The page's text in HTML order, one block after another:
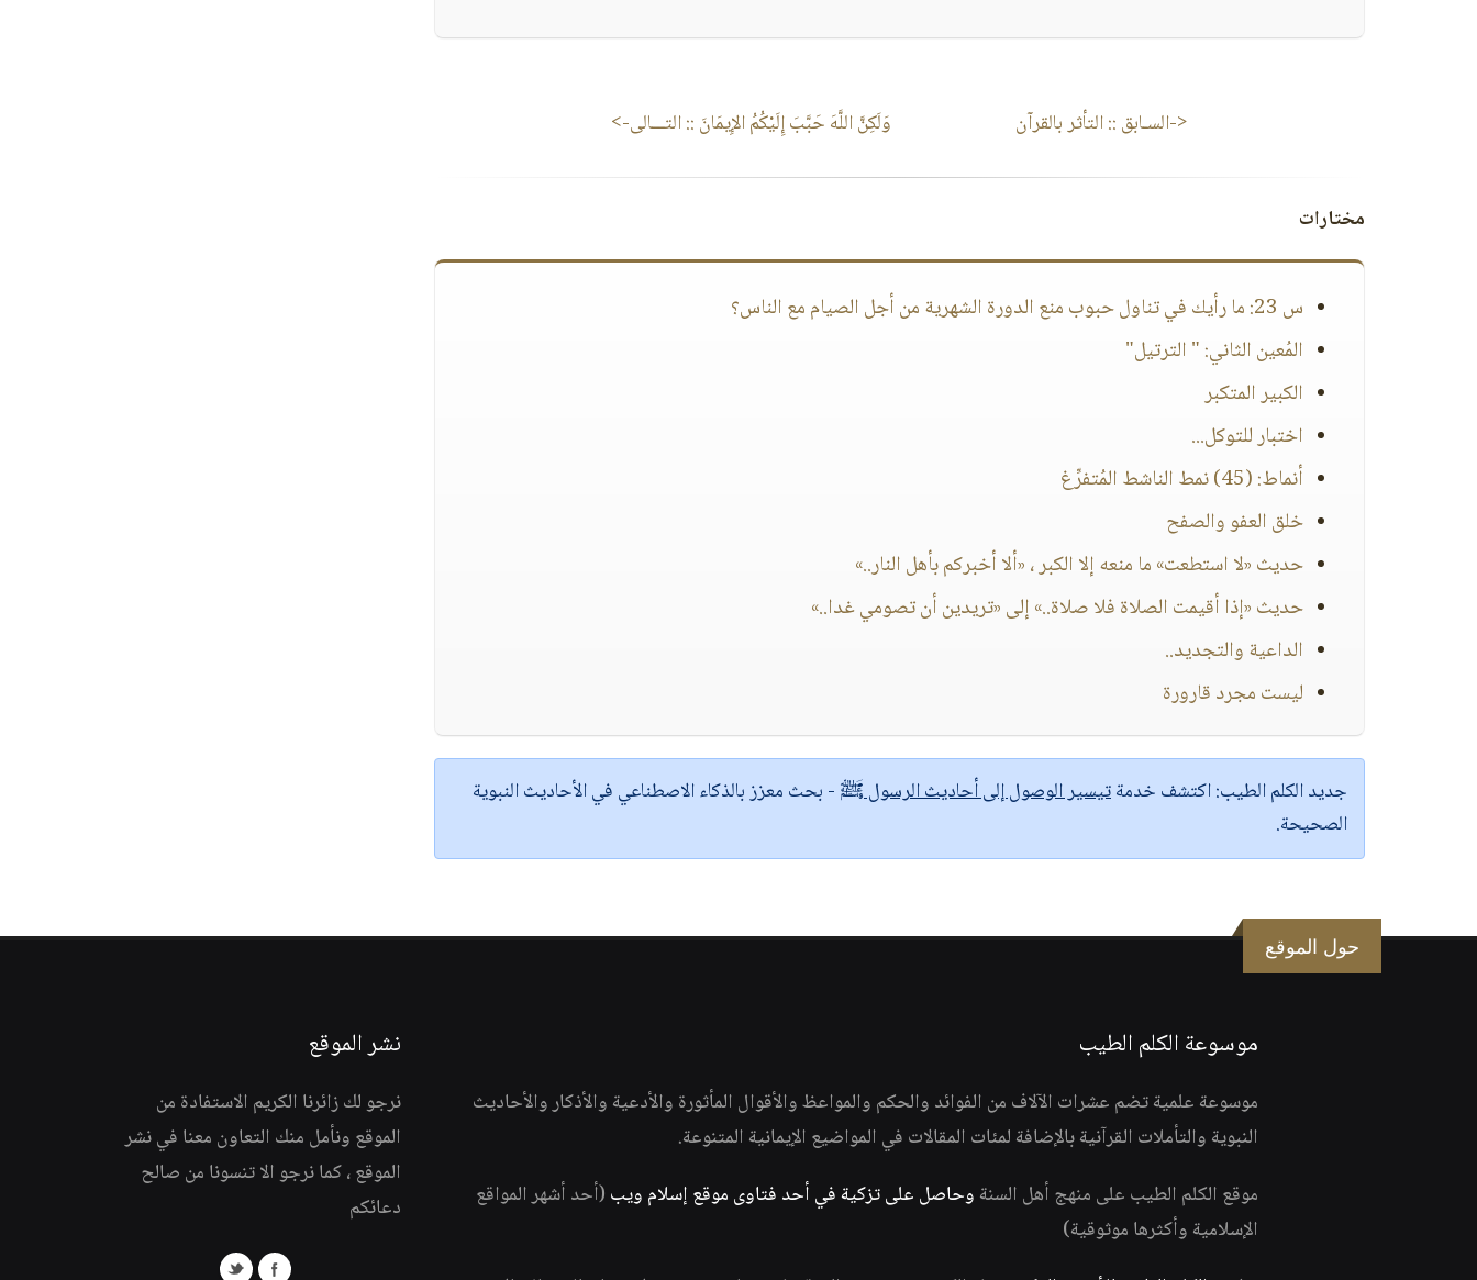
<-السـابق ::التأثر بالقرآن وَلَكِنَّ اللَّهَ حَبَّبَ إِلَيْكُمُ الإِيمَانَ :: التـــالى->
مختارات
س 23: ما رأيك في تناول حبوب منع الدورة الشهرية من أجل الصيام مع الناس؟
المُعين الثاني: " الترتيل"
الكبير المتكبر
اختبار للتوكل...
أنماط: (45) نمط الناشط المُتفرِّغ
خلق العفو والصفح
حديث «لا استطعت» ما منعه إلا الكبر ، «ألا أخبركم بأهل النار..»
حديث «إذا أقيمت الصلاة فلا صلاة..» إلى «تريدين أن تصومي غدا..»
الداعية والتجديد..
ليست مجرد قارورة
جديد الكلم الطيب:اكتشف خدمةتيسير الوصول إلى أحاديث الرسول ﷺ - بحث معزز بالذكاء الاصطناعي في الأحاديث النبوية
الصحيحة.
حول الموقع
موسوعة الكلم الطيب
موسوعة علمية تضم عشرات الآلاف من الفوائد والحكم والمواعظ والأقوال المأثورة والأدعية والأذكار والأحاديث
النبوية والتأملات القرآنية بالإضافة لمئات المقالات في المواضيع الإيمانية المتنوعة.
موقع الكلم الطيب على منهج أهل السنة وحاصل على تزكية في أحد فتاوى موقع إسلام ويب (أحد أشهر المواقع
الإسلامية وأكثرها موثوقية)
نشر الموقع
نرجو لك زائرنا الكريم الاستفادة من
الموقع ونأمل منك التعاون معنا في نشر
الموقع ، كما نرجو الا تنسونا من صالح
دعائكم